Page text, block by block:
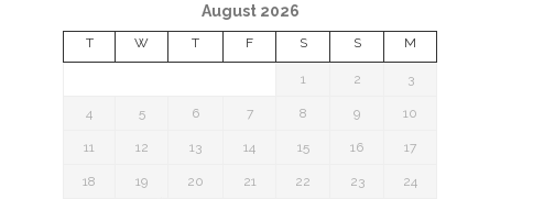
August 2026
T W T F S S M
1 2 3
4 5 6 7 8 9 10
11 12 13 14 15 16 17
18 19 20 21 22 23 24